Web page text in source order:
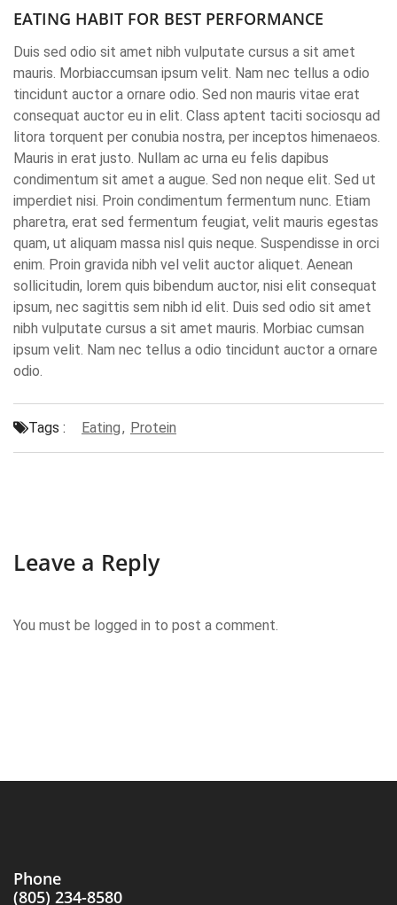
EATING HABIT FOR BEST PERFORMANCE
Duis sed odio sit amet nibh vulputate cursus a sit amet
mauris. Morbiaccumsan ipsum velit. Nam nec tellus a odio
tincidunt auctor a ornare odio. Sed non mauris vitae erat
consequat auctor eu in elit. Class aptent taciti sociosqu ad
litora torquent per conubia nostra, per inceptos himenaeos.
Mauris in erat justo. Nullam ac urna eu felis dapibus
condimentum sit amet a augue. Sed non neque elit. Sed ut
imperdiet nisi. Proin condimentum fermentum nunc. Etiam
pharetra, erat sed fermentum feugiat, velit mauris egestas
quam, ut aliquam massa nisl quis neque. Suspendisse in orci
enim. Proin gravida nibh vel velit auctor aliquet. Aenean
sollicitudin, lorem quis bibendum auctor, nisi elit consequat
ipsum, nec sagittis sem nibh id elit. Duis sed odio sit amet
nibh vulputate cursus a sit amet mauris. Morbiac cumsan
ipsum velit. Nam nec tellus a odio tincidunt auctor a ornare
odio.
Tags : Eating, Protein
Leave a Reply
You must be logged in to post a comment.
Phone
(805) 234-8580